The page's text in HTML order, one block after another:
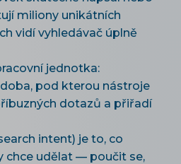
miliony unikátních
vidí vyhledávač úplně
jednotka:
pod kterou nástroje
dotazů a přiřadí
intent) je to, co
chce udělat — poučit se,